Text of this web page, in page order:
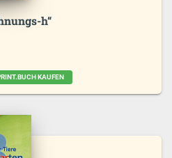
h“
KAUFEN